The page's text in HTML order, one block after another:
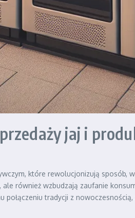
jaj i
które rewolucjonizują sposób,
również wzbudzają zaufanie
tradycji z